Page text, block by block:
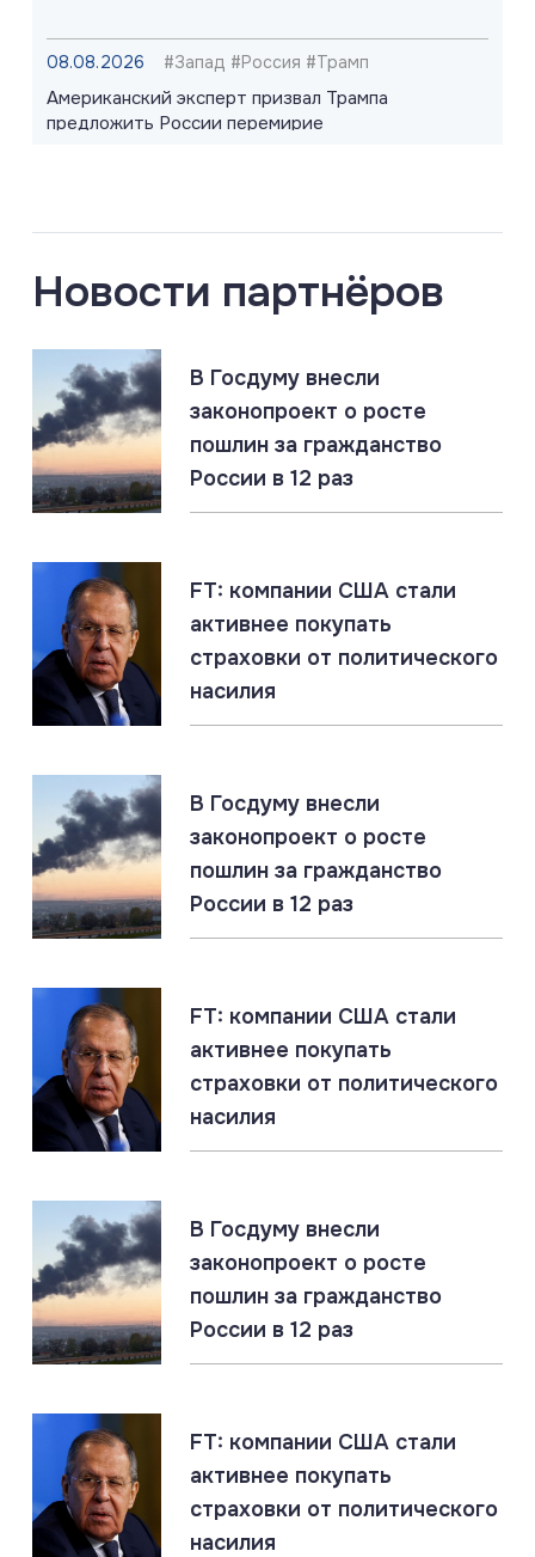
08.08.2026 #Запад #Россия #Трамп
Американский эксперт призвал Трампа
предложить России перемирие
Berliner Zeitung: Patriot не работает. Российские
США делают ставку на тактическое ядерное
оружие. Признание слабости перед Россией
07.08.2026 #Владимир Путин #Греция
Греция: «Слушай много, говори мало, верь ещё
07.08.2026 #МО РФ #Россия #Украина
Юрист: создание в РФ украинской бригады
добровольцев не противоречит международному
праву
#Флот
Титановые подлодки «Сьерра» превосходят ВМС
США
07.08.2026
07.08.2026
Россия создаёт Силы беспилотных систем. Опыт
СВО учтён
07.08.2026
Запорожская область: главное за 7 августа
07.08.2026
ЕС бессильны
Новости партнёров
В Госдуму внесли
законопроект о росте
пошлин за гражданство
России в 12 раз
FT: компании США стали
активнее покупать
страховки от политического
насилия
В Госдуму внесли
законопроект о росте
пошлин за гражданство
России в 12 раз
FT: компании США стали
активнее покупать
страховки от политического
насилия
В Госдуму внесли
законопроект о росте
пошлин за гражданство
России в 12 раз
FT: компании США стали
активнее покупать
страховки от политического
насилия